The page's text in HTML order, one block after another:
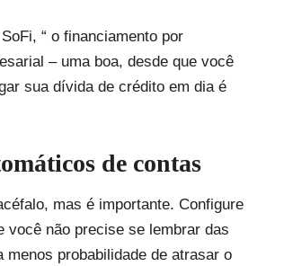
“ o financiamento por
– uma boa, desde que você
sua dívida de crédito em dia é
de contas
mas é importante. Configure
você não precise se lembrar das
probabilidade de atrasar o